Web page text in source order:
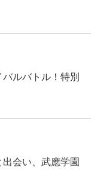
ルバトル！特別
会い、武應学園